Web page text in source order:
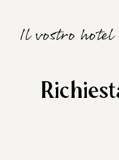
Il vostro